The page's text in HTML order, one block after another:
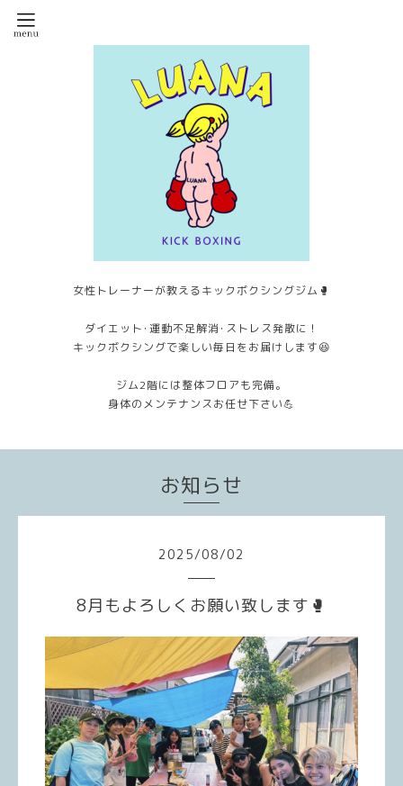
女性トレーナーが教えるキックボクシングジム🥊
ダイエット･運動不足解消･ストレス発散に！
キックボクシングで楽しい毎日をお届けします😆
ジム2階には整体フロアも完備。
身体のメンテナンスお任せ下さい💪
お知らせ
2025/08/02
8月もよろしくお願い致します🥊